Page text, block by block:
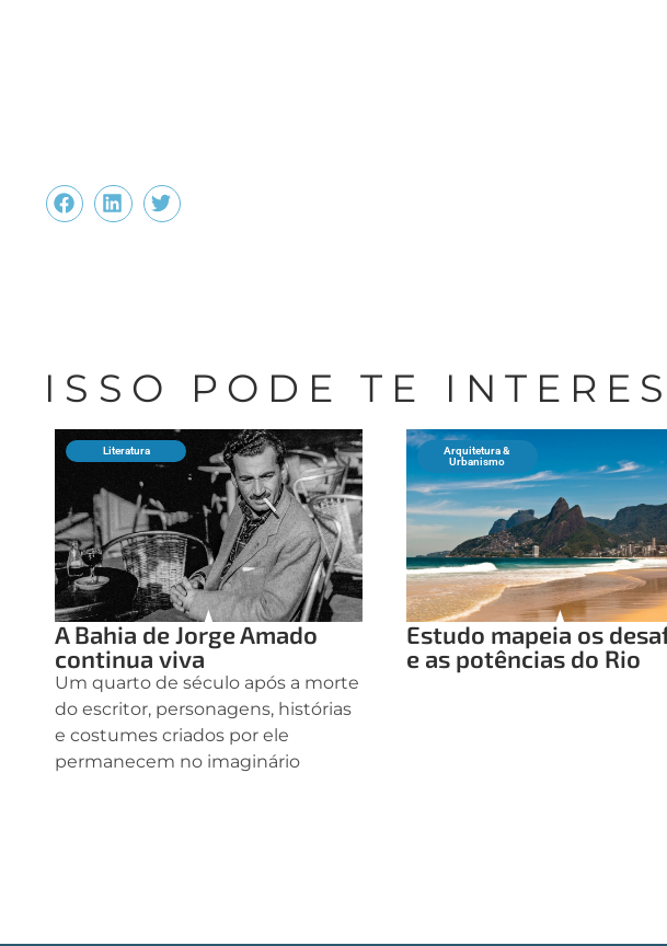
ISSO PODE TE
Literatura
A Bahia de Jorge Amado
continua viva
Um quarto de século após a morte
do escritor, personagens, histórias
e costumes criados por ele
permanecem no imaginário
Arquitetura &
Urbanismo
Estudo mapeia os
e as potências do Rio